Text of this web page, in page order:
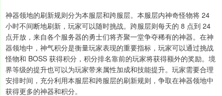
神器领地的刷新规则分为本服层和跨服层。本服层内神奇怪物将 24
小时不间断地刷新，玩家可以随时挑战。跨服层则每天的 8 点到 24
点开放，来自各个服务器的勇士们将齐聚一堂争夺稀有的神器。在神
器领地中，神气积分是衡量玩家表现的重要指标，玩家可以通过挑战
怪物和 BOSS 获得积分，积分排名靠前的玩家将获得额外的奖励。境
界等级的提升也可以为玩家带来属性加成和技能提升。玩家需要合理
安排时间，充分利用本服层和跨服层的刷新规则，争取在神器领地中
获得更多的神器和积分。